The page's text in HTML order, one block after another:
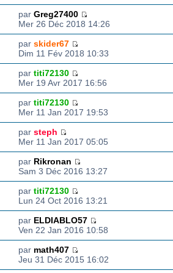
par Greg27400
Mer 26 Déc 2018 14:26
par skider67
Dim 11 Fév 2018 10:33
par titi72130
Mer 19 Avr 2017 16:56
par titi72130
Mer 11 Jan 2017 19:53
par steph
Mer 11 Jan 2017 05:05
par Rikronan
Sam 3 Déc 2016 13:27
par titi72130
Lun 24 Oct 2016 13:21
par ELDIABLO57
Ven 22 Jan 2016 10:58
par math407
Jeu 31 Déc 2015 16:02